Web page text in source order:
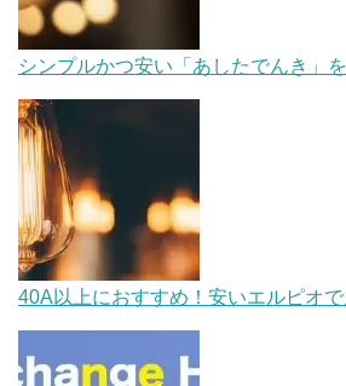
シンプルかつ安い「あしたでんき」
40A以上におすすめ！安いエルピオで